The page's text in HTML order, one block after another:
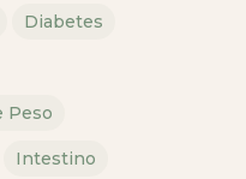
Diabetes
Peso
Intestino